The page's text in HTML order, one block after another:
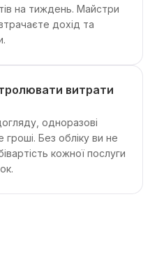
на тиждень. Майстри
дохід та
витрати
одноразові
Без обліку ви не
кожної послуги